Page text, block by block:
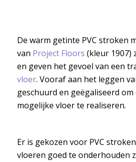
De warm getinte PVC stroken
van Project Floors (kleur 1907)
en geven het gevoel van een
vloer. Vooraf aan het leggen
geschuurd en geëgaliseerd om
mogelijke vloer te realiseren.
Er is gekozen voor PVC
vloeren goed te onderhouden